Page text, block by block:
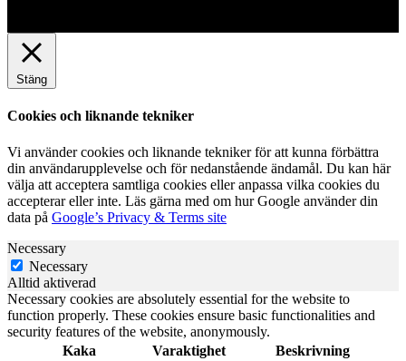
Stäng
Cookies och liknande tekniker
Vi använder cookies och liknande tekniker för att kunna förbättra
din användarupplevelse och för nedanstående ändamål. Du kan här
välja att acceptera samtliga cookies eller anpassa vilka cookies du
accepterar eller inte. Läs gärna med om hur Google använder din
data på Google’s Privacy & Terms site
Necessary
Necessary
Alltid aktiverad
Necessary cookies are absolutely essential for the website to
function properly. These cookies ensure basic functionalities and
security features of the website, anonymously.
Kaka
Varaktighet Beskrivning